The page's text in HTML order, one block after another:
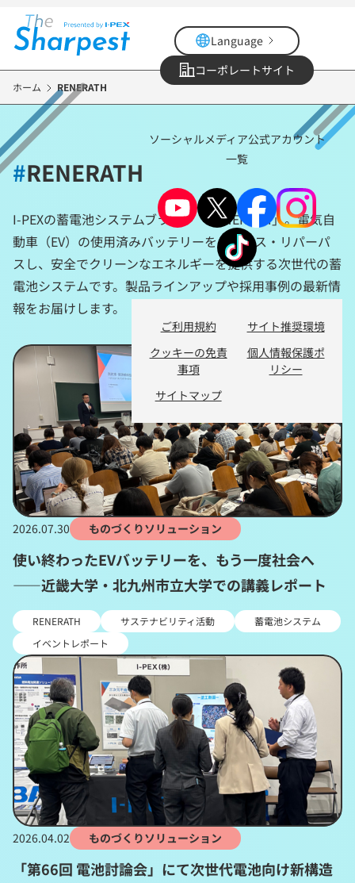
コ
テ
ツ
に
Language
コーポレートサイト
ソーシャルメディア公式アカウント
一覧
ご利用規約
サイト推奨環境
クッキーの免責
事項
個人情報保護ポ
リシー
サイトマップ
ホーム RENERATH
#RENERATH
I-PEXの蓄電池システムブランド「RENERATH」。電気自
動車（EV）の使用済みバッテリーをリユース・リパーパ
スし、安全でクリーンなエネルギーを提供する次世代の蓄
電池システムです。製品ラインアップや採用事例の最新情
報をお届けします。
2026.07.30 ものづくりソリューション
使い終わったEVバッテリーを、もう一度社会へ
――近畿大学・北九州市立大学での講義レポート
RENERATH サステナビリティ活動
蓄電池システム
イベントレポート
2026.04.02 ものづくりソリューション
「第66回 電池討論会」にて次世代電池向け新構造